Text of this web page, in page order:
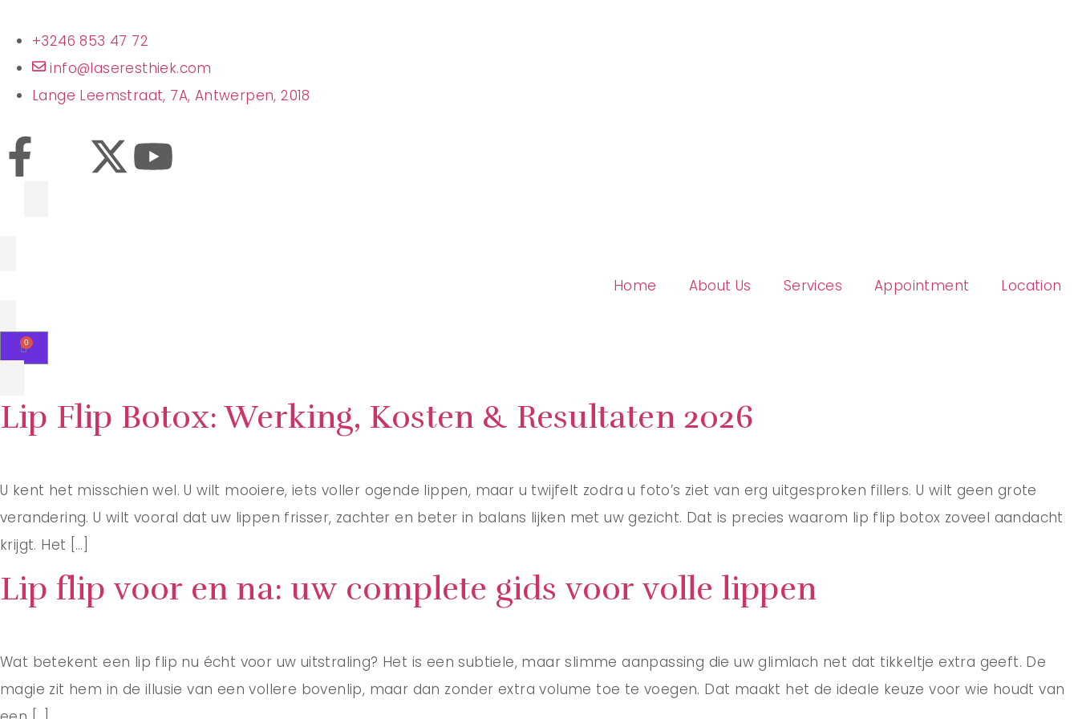
+3246 853 47 72
info@laseresthiek.com
Lange Leemstraat, 7A, Antwerpen, 2018
Home About Us Services Appointment Location
Lip Flip Botox: Werking, Kosten & Resultaten 2026
U kent het misschien wel. U wilt mooiere, iets voller ogende lippen, maar u twijfelt zodra u foto’s ziet van erg uitgesproken fillers. U wilt geen grote
verandering. U wilt vooral dat uw lippen frisser, zachter en beter in balans lijken met uw gezicht. Dat is precies waarom lip flip botox zoveel aandacht
krijgt. Het […]
Lip flip voor en na: uw complete gids voor volle lippen
Wat betekent een lip flip nu écht voor uw uitstraling? Het is een subtiele, maar slimme aanpassing die uw glimlach net dat tikkeltje extra geeft. De
magie zit hem in de illusie van een vollere bovenlip, maar dan zonder extra volume toe te voegen. Dat maakt het de ideale keuze voor wie houdt van